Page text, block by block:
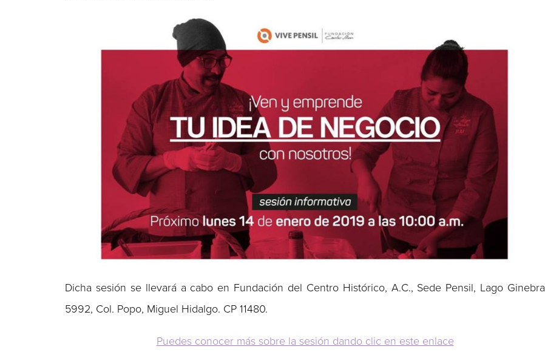
Dicha sesión se llevará a cabo en Fundación del Centro Histórico, A.C., Sede Pensil, Lago Ginebra
5992, Col. Popo, Miguel Hidalgo. CP 11480.
Puedes conocer más sobre la sesión dando clic en este enlace